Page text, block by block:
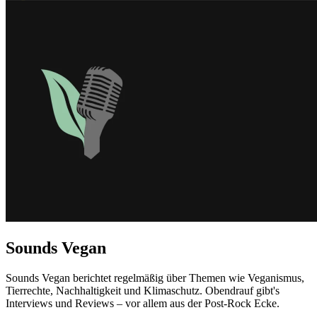
Sounds Vegan
Sounds Vegan berichtet regelmäßig über Themen wie Veganismus,
Tierrechte, Nachhaltigkeit und Klimaschutz. Obendrauf gibt's
Interviews und Reviews – vor allem aus der Post-Rock Ecke.